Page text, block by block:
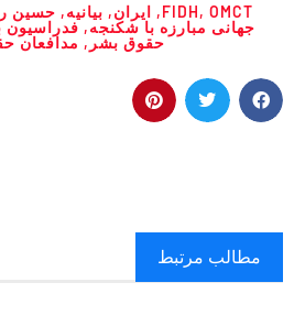
FIDH, OMCT
, ایران, بیانیه, حسین
جهانی مبارزه با شکنجه, فدراسیون
حقوق بشر , مدافعان
مطالب مرتبط